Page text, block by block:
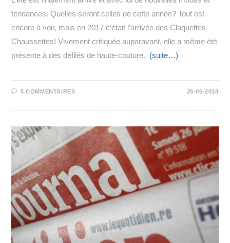
tendances. Quelles seront celles de cette année? Tout est
encore à voir, mais en 2017 c’était l’arrivée des Claquettes
Chaussettes! Vivement critiquée auparavant, elle a même été
présente à des défilés de haute-couture. (suite…)
5 COMMENTAIRES 25-06-2018